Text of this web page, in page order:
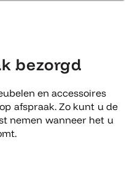
bezorgd
en accessoires
afspraak. Zo kunt u de
nemen wanneer het u